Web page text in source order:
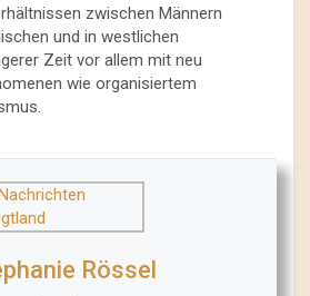
zwischen Männern
und in westlichen
Zeit vor allem mit neu
wie organisiertem
Rössel